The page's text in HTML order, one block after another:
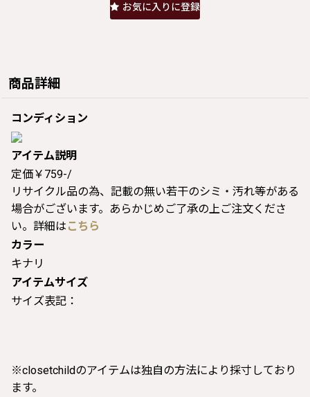
お気に入りに登録
商品詳細
コンディション
アイテム説明
定価￥759-/
リサイクル品の為、記載の無い若干のシミ・汚れ等がある
場合がございます。あらかじめご了承の上ご注文くださ
い。詳細は こちら
カラー
キナリ
アイテムサイズ
サイズ表記：
※closetchildのアイテムは独自の方法により採寸しており
ます。